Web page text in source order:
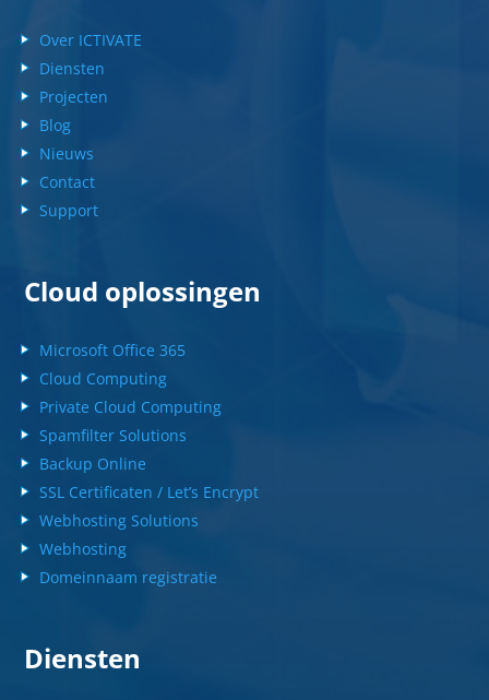
Over ICTIVATE
Diensten
Projecten
Blog
Nieuws
Contact
Support
Cloud oplossingen
Microsoft Office 365
Cloud Computing
Private Cloud Computing
Spamfilter Solutions
Backup Online
SSL Certificaten / Let’s Encrypt
Webhosting Solutions
Webhosting
Domeinnaam registratie
Diensten